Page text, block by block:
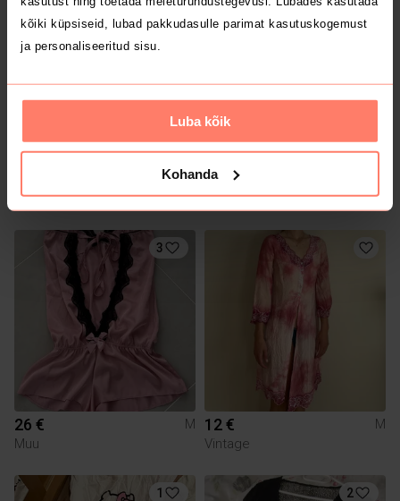
kõiki küpsiseid, lubad pakkudasulle parimat kasutuskogemust
ja personaliseeritud sisu.
Luba kõik
Kohanda
4 € M
2
5 € M
3
26 €
M
Muu
12 €
M
Vintage
1 2